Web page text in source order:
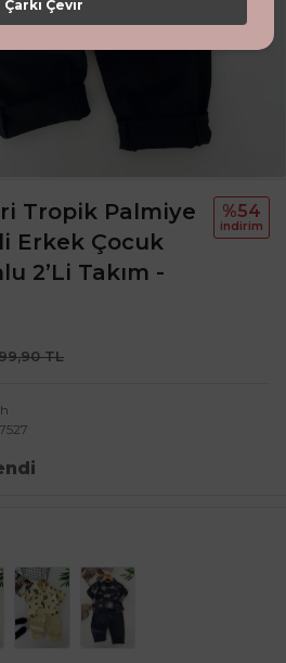
Tropik Palmiye
Erkek Çocuk
2’Li Takım -
TL
%54
i̇ndi̇ri̇m
Çarkı Çevir